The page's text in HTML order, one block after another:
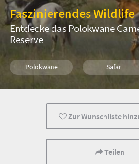
Faszinierendes Wildlife
Entdecke das Polokwane
Reserve
Polokwane Safari
Familienreisen Reisen mit
Zur Wunschliste
Teilen